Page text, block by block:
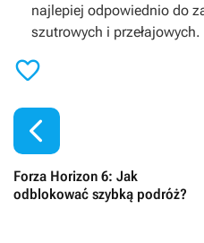
najlepiej odpowiednio do
szutrowych i przełajowych.


Forza Horizon 6: Jak
odblokować szybką podróż?